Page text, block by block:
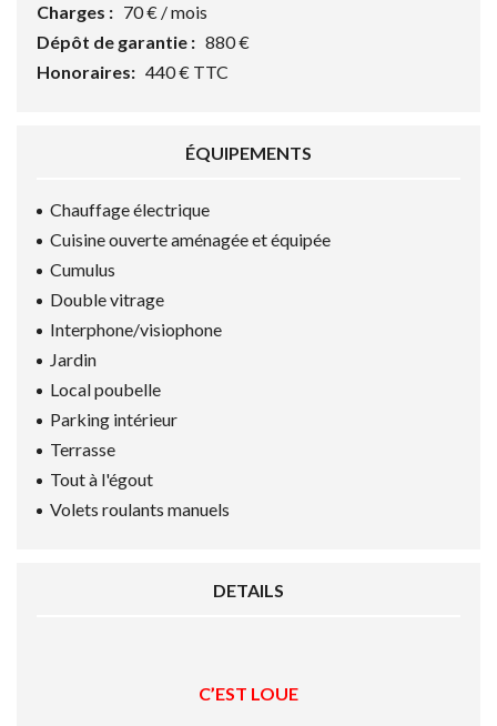
Charges : 70 € / mois
Dépôt de garantie : 880 €
Honoraires: 440 € TTC
ÉQUIPEMENTS
Chauffage électrique
Cuisine ouverte aménagée et équipée
Cumulus
Double vitrage
Interphone/visiophone
Jardin
Local poubelle
Parking intérieur
Terrasse
Tout à l'égout
Volets roulants manuels
DETAILS
C’EST LOUE